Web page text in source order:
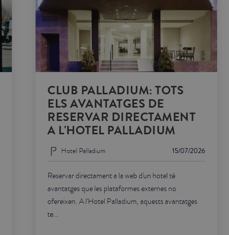
CLUB PALLADIUM: TOTS
ELS AVANTATGES DE
RESERVAR DIRECTAMENT
A L'HOTEL PALLADIUM
15/07/2026
Hotel Palladium
Reservar directament a la web d'un hotel té
avantatges que les plataformes externes no
ofereixen. A l'Hotel Palladium, aquests avantatges
te...